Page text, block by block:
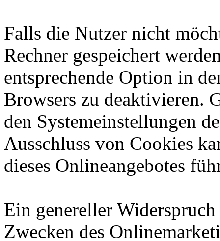
Falls die Nutzer nicht
Rechner gespeichert
entsprechende Option in
Browsers zu deaktivieren.
den Systemeinstellungen
Ausschluss von Cookies
dieses Onlineangebotes
Ein genereller
Zwecken des